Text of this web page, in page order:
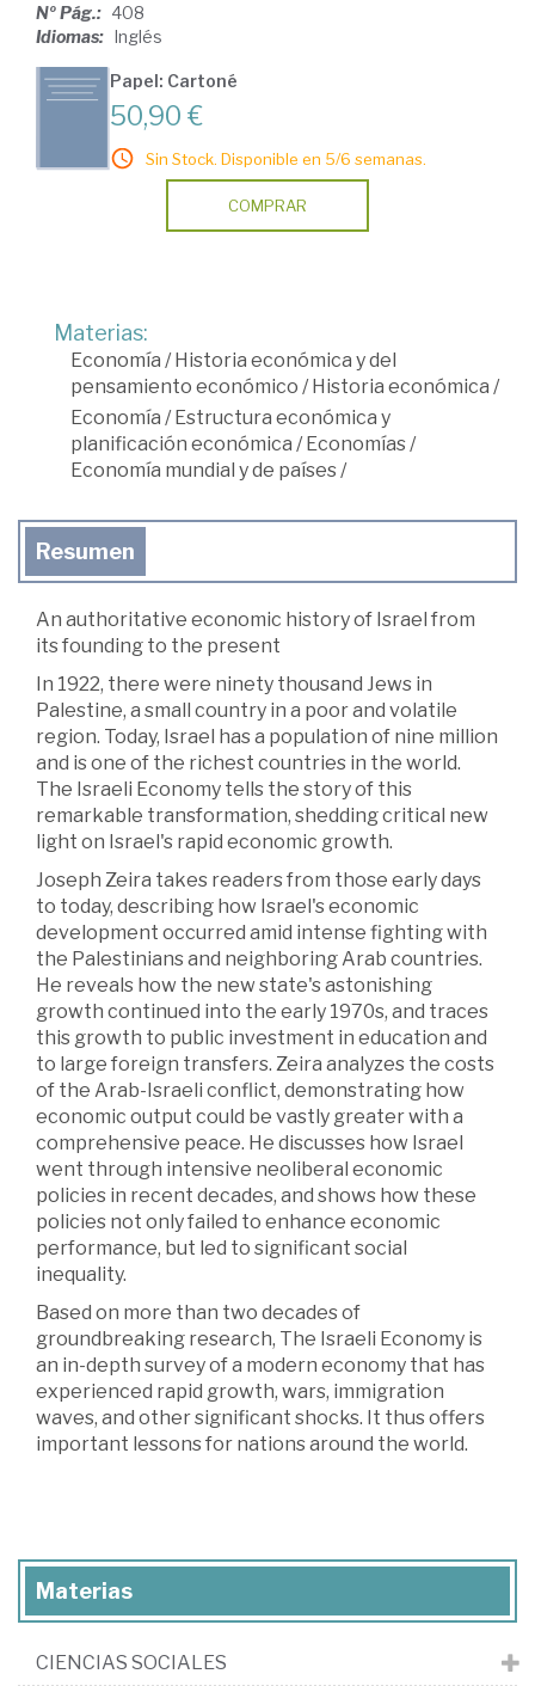
Nº Pág.: 408
Idiomas: Inglés
Papel: Cartoné
50,90 €
Sin Stock. Disponible en 5/6 semanas.
COMPRAR
Materias:
Economía /Historia económica y del
pensamiento económico /Historia económica /
Economía /Estructura económica y
planificación económica /Economías /
Economía mundial y de países /
Resumen
An authoritative economic history of Israel from
its founding to the present
In 1922, there were ninety thousand Jews in
Palestine, a small country in a poor and volatile
region. Today, Israel has a population of nine million
and is one of the richest countries in the world.
The Israeli Economy tells the story of this
remarkable transformation, shedding critical new
light on Israel's rapid economic growth.
Joseph Zeira takes readers from those early days
to today, describing how Israel's economic
development occurred amid intense fighting with
the Palestinians and neighboring Arab countries.
He reveals how the new state's astonishing
growth continued into the early 1970s, and traces
this growth to public investment in education and
to large foreign transfers. Zeira analyzes the costs
of the Arab-Israeli conflict, demonstrating how
economic output could be vastly greater with a
comprehensive peace. He discusses how Israel
went through intensive neoliberal economic
policies in recent decades, and shows how these
policies not only failed to enhance economic
performance, but led to significant social
inequality.
Based on more than two decades of
groundbreaking research, The Israeli Economy is
an in-depth survey of a modern economy that has
experienced rapid growth, wars, immigration
waves, and other significant shocks. It thus offers
important lessons for nations around the world.
Materias
CIENCIAS SOCIALES